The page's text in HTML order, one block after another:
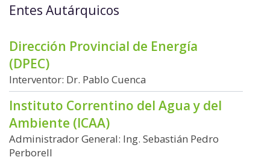
Entes Autárquicos
Dirección Provincial de Energía
(DPEC)
Interventor: Dr. Pablo Cuenca
Instituto Correntino del Agua y del
Ambiente (ICAA)
Administrador General: Ing. Sebastián Pedro
Perborell